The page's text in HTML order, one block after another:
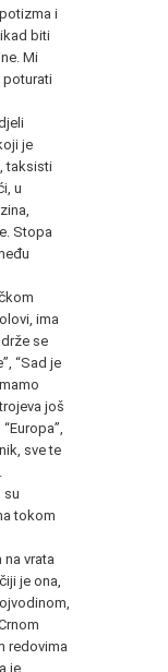
i
biti
Mi
poturati
je
taksisti
u
Stopa
ima
se
“Sad je
još
sve te
su
tokom
vrata
je ona,
redovima
je